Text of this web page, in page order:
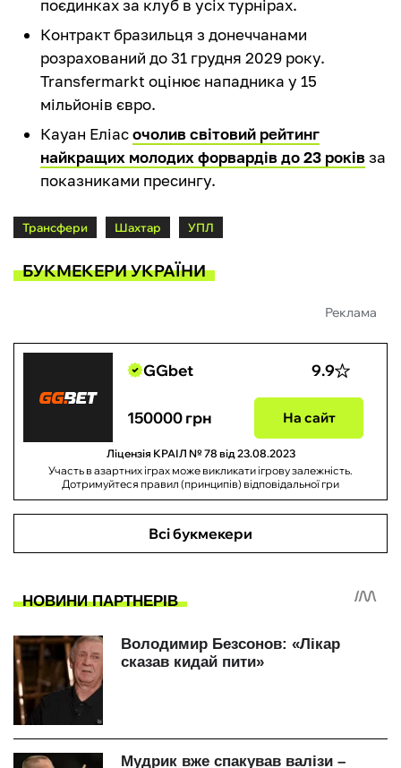
поєдинках за клуб в усіх турнірах.
Контракт бразильця з донеччанами
розрахований до 31 грудня 2029 року.
Transfermarkt оцінює нападника у 15
мільйонів євро.
Кауан Еліасочолив світовий рейтинг
найкращих молодих форвардів до 23 роківза
показниками пресингу.
Трансфери Шахтар УПЛ
БУКМЕКЕРИ УКРАЇНИ
Реклама
GGbet 9.9
150000 грн На сайт
Ліцензія КРАІЛ № 78 від 23.08.2023
Участь в азартних іграх може викликати ігрову залежність.
Дотримуйтеся правил (принципів) відповідальної гри
Всі букмекери